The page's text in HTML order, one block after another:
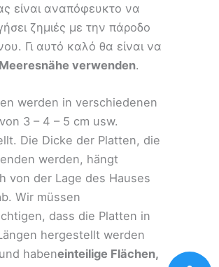
είναι αναπόφευκτο να
ζημιές με την πάροδο
Γι αυτό καλό θα είναι να
verwenden.
werden in verschiedenen
3 – 4 – 5 cm usw.
Die Dicke der Platten, die
werden, hängt
von der Lage des Hauses
Wir müssen
dass die Platten in
hergestellt werden
habeneinteilige Flächen,